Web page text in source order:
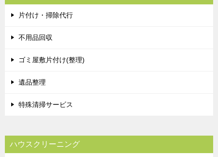
片付け・掃除代行
不用品回収
ゴミ屋敷片付け(整理)
遺品整理
特殊清掃サービス
ハウスクリーニング